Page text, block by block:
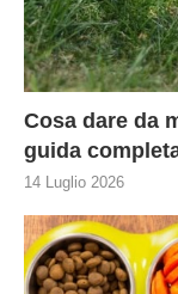
Cosa dare da
guida
14 Luglio 2026